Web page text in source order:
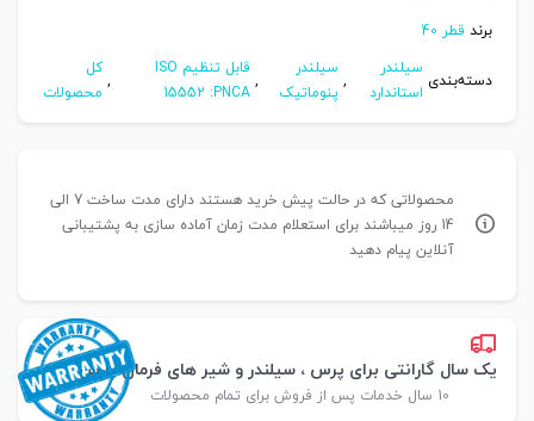
برند قطر 40
دسته‌بندی سیلندر
استاندارد
, سیلندر
پنوماتیک
,
قابل تنظیم ISO
15552 :PNCA
,کل
محصولات
محصولاتی که در حالت پیش خرید هستند دارای مدت ساخت 7 الی
14 روز میباشند برای استعلام مدت زمان آماده سازی به پشتیبانی
آنلاین پیام دهید
یک سال گارانتی برای پرس ، سیلندر و شیر های فرمان پارس
10 سال خدمات پس از فروش برای تمام محصولات